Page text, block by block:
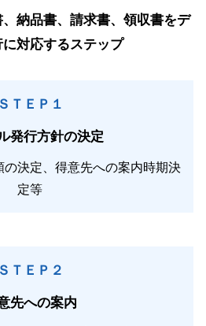
納品書、請求書、領収書をデ
対応するステップ
ＳＴＥＰ１
発行方針の決定
の決定、得意先への案内時期決
定等
ＳＴＥＰ２
先への案内